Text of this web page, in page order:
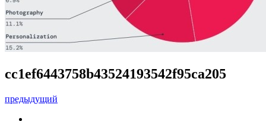
cc1ef6443758b43524193542f95ca205
предыдущий